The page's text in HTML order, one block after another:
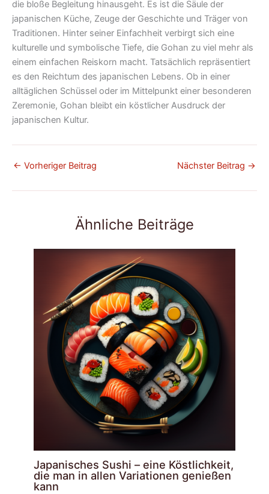
die bloße Begleitung hinausgeht. Es ist die Säule der
japanischen Küche, Zeuge der Geschichte und Träger von
Traditionen. Hinter seiner Einfachheit verbirgt sich eine
kulturelle und symbolische Tiefe, die Gohan zu viel mehr als
einem einfachen Reiskorn macht. Tatsächlich repräsentiert
es den Reichtum des japanischen Lebens. Ob in einer
alltäglichen Schüssel oder im Mittelpunkt einer besonderen
Zeremonie, Gohan bleibt ein köstlicher Ausdruck der
japanischen Kultur.
← Vorheriger Beitrag Nächster Beitrag →
Ähnliche Beiträge
Japanisches Sushi – eine Köstlichkeit,
die man in allen Variationen genießen
kann